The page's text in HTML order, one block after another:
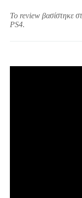
Το review βασίστηκε
PS4.